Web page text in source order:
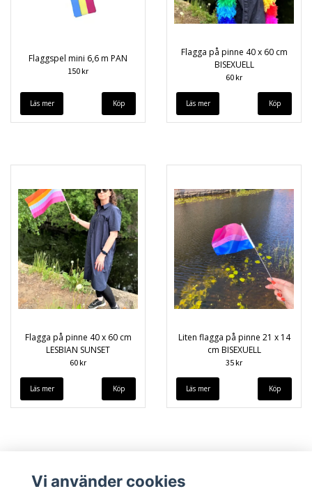
Flaggspel mini 6,6 m PAN
150 kr
Läs mer
Flagga på pinne 40 x 60 cm
BISEXUELL
60 kr
Läs mer
Flagga på pinne 40 x 60 cm
LESBIAN SUNSET
60 kr
Läs mer
Liten flagga på pinne 21 x 14
cm BISEXUELL
35 kr
Läs mer
Vi använder cookies